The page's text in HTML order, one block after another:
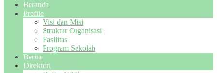
Beranda
Profile
Visi dan Misi
Struktur Organisasi
Fasilitas
Program Sekolah
Berita
Direktori